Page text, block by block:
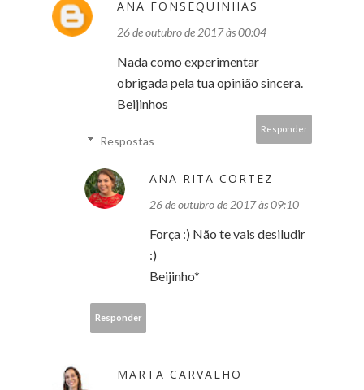
ANA FONSEQUINHAS
26 de outubro de 2017 às 00:04
Nada como experimentar
obrigada pela tua opinião sincera.
Beijinhos
Responder
Respostas
ANA RITA CORTEZ
26 de outubro de 2017 às 09:10
Força :) Não te vais desiludir
:)
Beijinho*
Responder
MARTA CARVALHO